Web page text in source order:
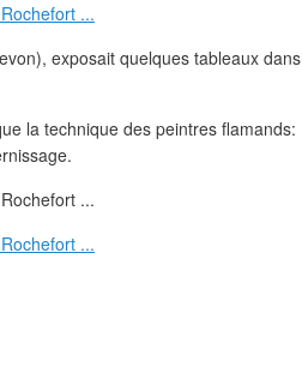
exposait quelques tableaux dans
la technique des peintres flamands: